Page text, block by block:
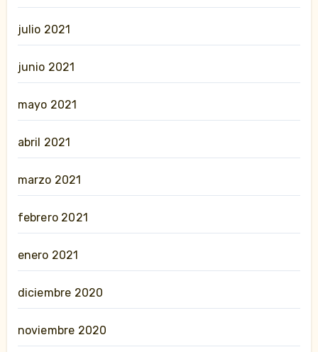
julio 2021
junio 2021
mayo 2021
abril 2021
marzo 2021
febrero 2021
enero 2021
diciembre 2020
noviembre 2020